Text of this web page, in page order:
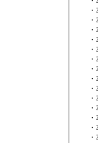
・
・
・
・
・
・
・
・
・
・
・
・
・
・